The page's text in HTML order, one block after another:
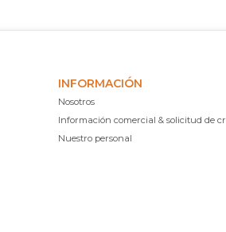
INFORMACIÓN
Nosotros
Información comercial & solicitud de
Nuestro personal